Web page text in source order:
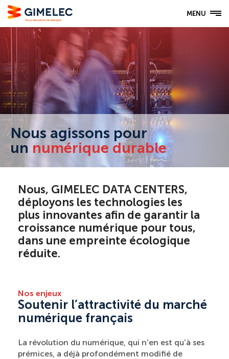
MENU
Nous agissons pour
un numérique durable
Nous, GIMELEC DATA CENTERS,
déployons les technologies les
plus innovantes afin de garantir la
croissance numérique pour tous,
dans une empreinte écologique
réduite.
Nos enjeux
Soutenir l’attractivité du marché
numérique français
La révolution du numérique, qui n’en est qu’à ses
prémices, a déjà profondément modifié de